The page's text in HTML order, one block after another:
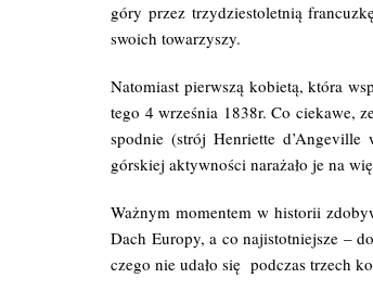
góry przez trzydziestoletnią
swoich towarzyszy.
Natomiast pierwszą kobietą, która
tego 4 września 1838r. Co ciekawe,
spodnie (strój Henriette
górskiej aktywności narażało je na
Ważnym momentem w historii
Dach Europy, a co najistotniejsze –
czego nie udało się podczas trzech